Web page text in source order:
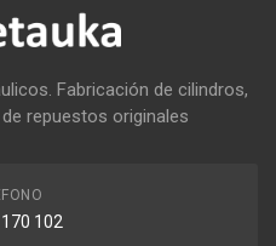
Fabricación de cilindros,
repuestos originales
102